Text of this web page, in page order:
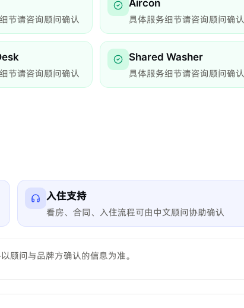
节请咨询顾问确认
Aircon
具体服务细节请咨询顾问确认
节请咨询顾问确认
Shared Washer
具体服务细节请咨询顾问确认
入住支持
看房、合同、入住流程可由中文顾问协助确认
顾问与品牌方确认的信息为准。